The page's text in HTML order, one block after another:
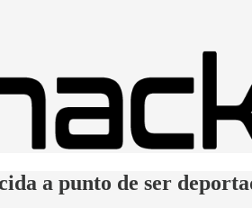
a punto de ser